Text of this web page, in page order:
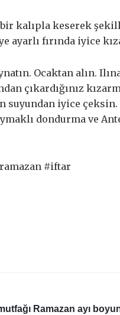
kalıpla keserek
ayarlı fırında iyice
Ocaktan alın.
çıkardığınız
suyundan iyice çeksin.
dondurma ve
#iftar
Ramazan ayı